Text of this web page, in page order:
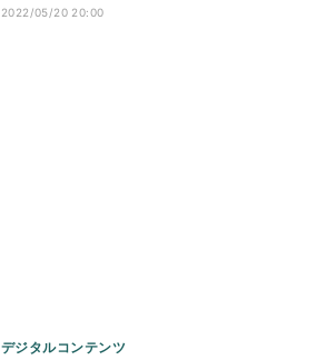
2022/05/20 20:00
デジタルコンテンツ